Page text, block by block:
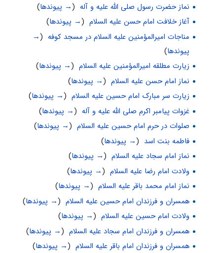
نماز حضرت رسول صلی الله علیه و آله‏
(→ پیوندها)
آغاز خلافت امام حسن علیه السلام‏
(→ پیوندها)
مناجات اميرالمؤمنين علیه السلام در مسجد کوفه‏
(
→
پیوندها)
زيارت مطلقه اميرالمؤمنين علیه السلام‏
(→ پیوندها)
نماز امام حسن علیه السلام‏
(→ پیوندها)
زيارت سر مبارک امام حسین علیه السلام‏
(→ پیوندها)
غزوات پیامبر اکرم صلی الله علیه و آله‏
(→ پیوندها)
صلوات در حرم امام حسين علیه السلام‏
(→ پیوندها)
فاطمه بنت اسد (→ پیوندها)
نماز امام سجاد علیه السلام‏
(→ پیوندها)
ولادت امام رضا علیه السلام‏
(→ پیوندها)
نماز امام محمد باقر علیه السلام‏
(→ پیوندها)
همسران و فرزندان امام حسین علیه السلام‏
(→ پیوندها)
ولادت امام حسین علیه السلام‏
(→ پیوندها)
همسران و فرزندان امام سجاد علیه السلام‏
(→ پیوندها)
همسران و فرزندان امام باقر علیه السلام‏
(→ پیوندها)